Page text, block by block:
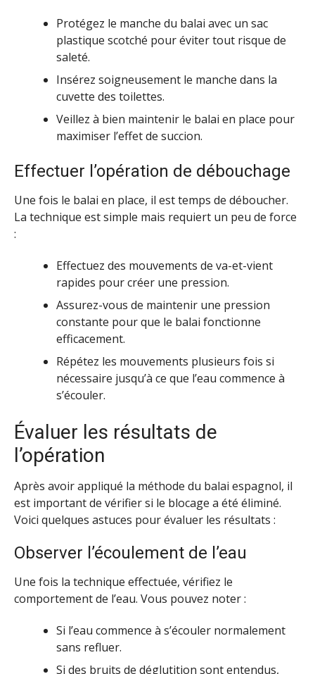
Protégez le manche du balai avec un sac
plastique scotché pour éviter tout risque de
saleté.
Insérez soigneusement le manche dans la
cuvette des toilettes.
Veillez à bien maintenir le balai en place pour
maximiser l’effet de succion.
Effectuer l’opération de débouchage
Une fois le balai en place, il est temps de déboucher.
La technique est simple mais requiert un peu de force
:
Effectuez des mouvements de va-et-vient
rapides pour créer une pression.
Assurez-vous de maintenir une pression
constante pour que le balai fonctionne
efficacement.
Répétez les mouvements plusieurs fois si
nécessaire jusqu’à ce que l’eau commence à
s’écouler.
Évaluer les résultats de
l’opération
Après avoir appliqué la méthode du balai espagnol, il
est important de vérifier si le blocage a été éliminé.
Voici quelques astuces pour évaluer les résultats :
Observer l’écoulement de l’eau
Une fois la technique effectuée, vérifiez le
comportement de l’eau. Vous pouvez noter :
Si l’eau commence à s’écouler normalement
sans refluer.
Si des bruits de déglutition sont entendus,